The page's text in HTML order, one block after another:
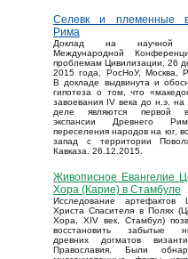
Селевк и племенные
Рима
Доклад на научной
Международной
проблемам Цивилизации, 26
2015 года, РосНоУ, Москва,
В докладе выдвинута и
гипотеза о том, что
завоевания IV века до н.э.
деле являются первой
экспансии Древнего
переселения народов на юг,
запад с территории
Кавказа. 26.12.2015.
Живописное Евангелие
Хора (Карие) в Стамбуле
Исследование артефактов
Христа Спасителя в Полях
Хора, XIV век, Стамбул)
восстановить забытые
древних догматов
Православия. Были